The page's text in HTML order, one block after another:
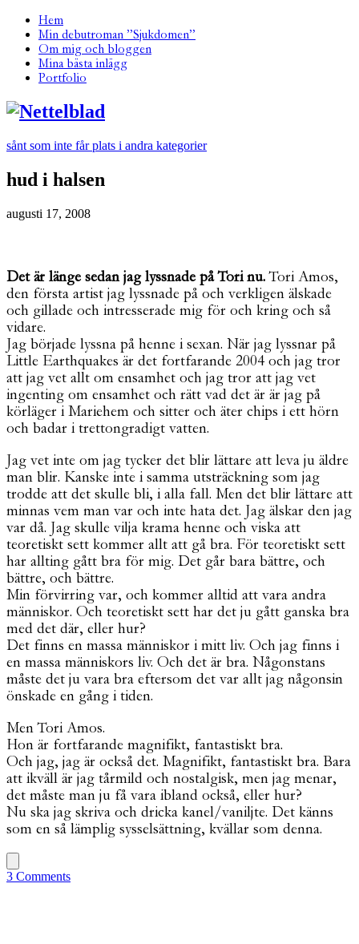
Hem
Min debutroman ”Sjukdomen”
Om mig och bloggen
Mina bästa inlägg
Portfolio
sånt som inte får plats i andra kategorier
hud i halsen
augusti 17, 2008
Det är länge sedan jag lyssnade på Tori nu.Tori Amos,
den första artist jag lyssnade på och verkligen älskade
och gillade och intresserade mig för och kring och så
vidare.
Jag började lyssna på henne i sexan. När jag lyssnar på
Little Earthquakes är det fortfarande 2004 och jag tror
att jag vet allt om ensamhet och jag tror att jag vet
ingenting om ensamhet och rätt vad det är är jag på
körläger i Mariehem och sitter och äter chips i ett hörn
och badar i trettongradigt vatten.
Jag vet inte om jag tycker det blir lättare att leva ju äldre
man blir. Kanske inte i samma utsträckning som jag
trodde att det skulle bli, i alla fall. Men det blir lättare att
minnas vem man var och inte hata det. Jag älskar den jag
var då. Jag skulle vilja krama henne och viska att
teoretiskt sett kommer allt att gå bra. För teoretiskt sett
har allting gått bra för mig. Det går bara bättre, och
bättre, och bättre.
Min förvirring var, och kommer alltid att vara andra
människor. Och teoretiskt sett har det ju gått ganska bra
med det där, eller hur?
Det finns en massa människor i mitt liv. Och jag finns i
en massa människors liv. Och det är bra. Någonstans
måste det ju vara bra eftersom det var allt jag någonsin
önskade en gång i tiden.
Men Tori Amos.
Hon är fortfarande magnifikt, fantastiskt bra.
Och jag, jag är också det. Magnifikt, fantastiskt bra. Bara
att ikväll är jag tårmild och nostalgisk, men jag menar,
det måste man ju få vara ibland också, eller hur?
Nu ska jag skriva och dricka kanel/vaniljte. Det känns
som en så lämplig sysselsättning, kvällar som denna.
3 Comments